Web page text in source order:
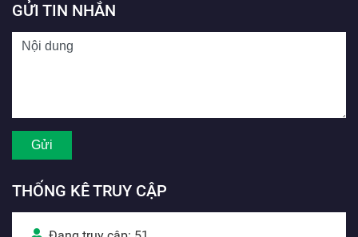
GỬI TIN NHẮN
THỐNG KÊ TRUY CẬP